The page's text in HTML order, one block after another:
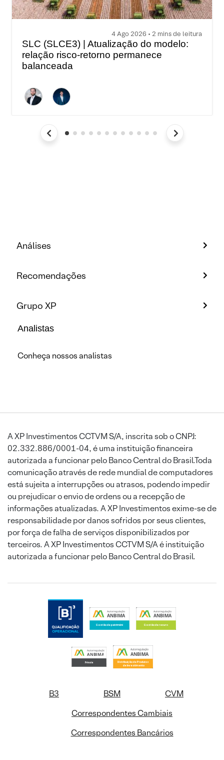
4 Ago 2026 • 2 mins de leitura
SLC (SLCE3) | Atualização do modelo:
relação risco-retorno permanece
balanceada
Análises
Recomendações
Grupo XP
Analistas
Conheça nossos analistas
A XP Investimentos CCTVM S/A, inscrita sob o CNPJ:
02.332.886/0001-04, é uma instituição financeira
autorizada a funcionar pelo Banco Central do Brasil.Toda
comunicação através de rede mundial de computadores
está sujeita a interrupções ou atrasos, podendo impedir
ou prejudicar o envio de ordens ou a recepção de
informações atualizadas. A XP Investimentos exime-se de
responsabilidade por danos sofridos por seus clientes,
por força de falha de serviços disponibilizados por
terceiros. A XP Investimentos CCTVM S/A é instituição
autorizada a funcionar pelo Banco Central do Brasil.
B3 BSM
CVM
Correspondentes Cambiais
Correspondentes Bancários